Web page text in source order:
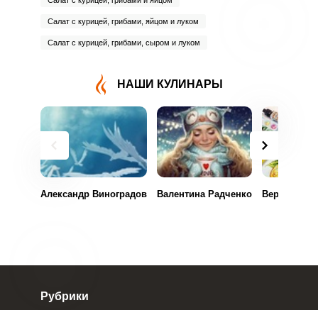
Салат с курицей, грибами, яйцом и луком
Салат с курицей, грибами, сыром и луком
НАШИ КУЛИНАРЫ
Александр Виноградов Валентина Радченко Вероника
Рубрики